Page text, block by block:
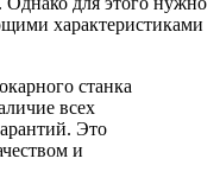
характеристиками
станка
всех
Это
и